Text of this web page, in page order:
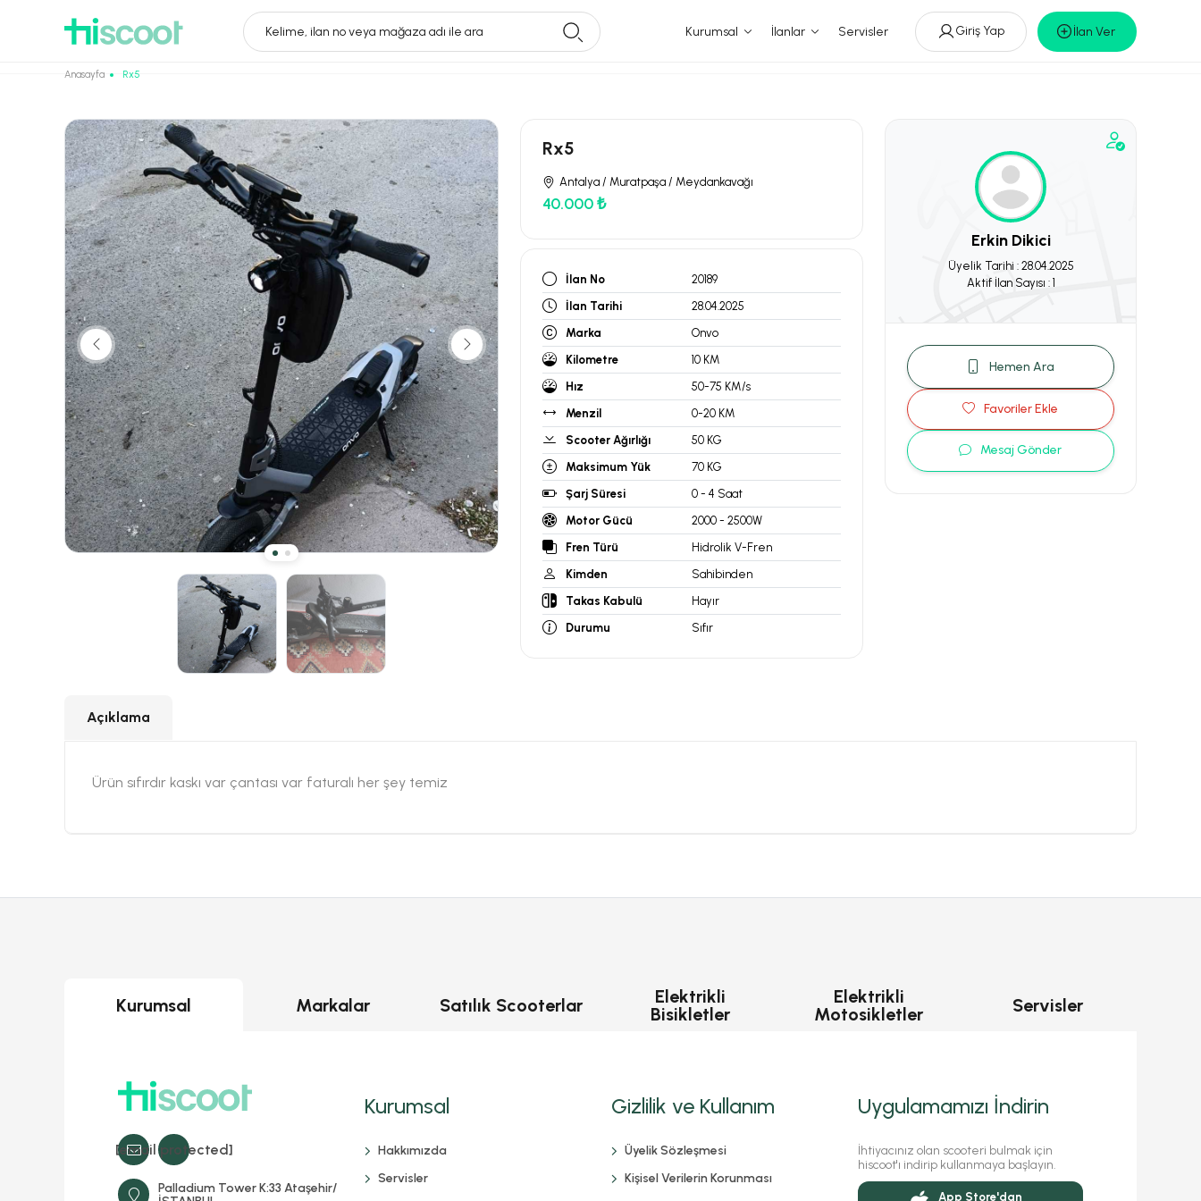
Kelime, ilan no veya mağaza adı ile ara Kurumsal İlanlar Servisler Giriş Yap İlan Ver
Anasayfa Rx5
Rx5
Antalya / Muratpaşa / Meydankavağı
40.000 ₺
İlan No
20189
İlan Tarihi
28.04.2025
Marka
Onvo
Kilometre
10 KM
Hız
50-75 KM/s
Menzil
0-20 KM
Scooter Ağırlığı
50 KG
Maksimum Yük
70 KG
Şarj Süresi
0 - 4 Saat
Motor Gücü
2000 - 2500W
Fren Türü
Hidrolik V-Fren
Kimden
Sahibinden
Takas Kabulü
Hayır
Durumu
Sıfır
Erkin Dikici
Üyelik Tarihi : 28.04.2025
Aktif İlan Sayısı : 1
Hemen Ara
Favoriler Ekle
Mesaj Gönder
Açıklama
Ürün sıfırdır kaskı var çantası var faturalı her şey temiz
Kurumsal Markalar Satılık Scooterlar
Elektrikli
Bisikletler
Elektrikli
Motosikletler
Servisler
[email protected]
Palladium Tower K:33 Ataşehir/
Kurumsal
Hakkımızda
Servisler
Gizlilik ve Kullanım
Üyelik Sözleşmesi
Kişisel Verilerin Korunması
Uygulamamızı İndirin
İhtiyacınız olan scooteri bulmak için
hiscoot'ı indirip kullanmaya başlayın.
App Store'dan